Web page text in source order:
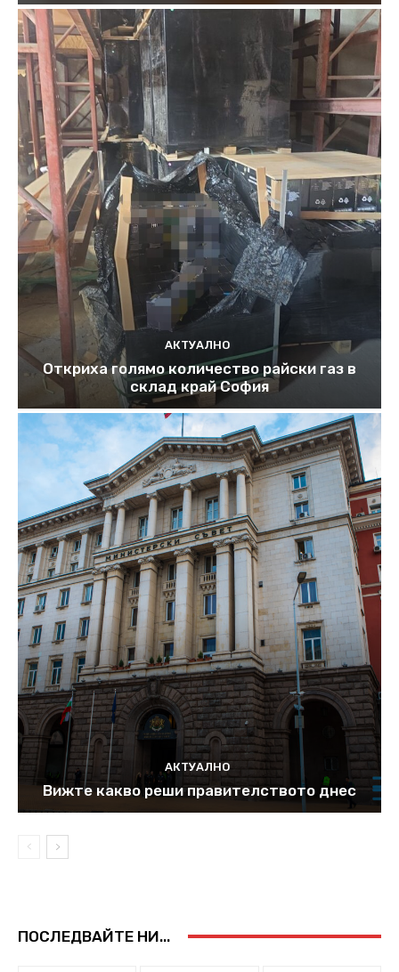
АКТУАЛНО
Откриха голямо количество райски газ в
склад край София
АКТУАЛНО
Вижте какво реши правителството днес
ПОСЛЕДВАЙТЕ НИ...